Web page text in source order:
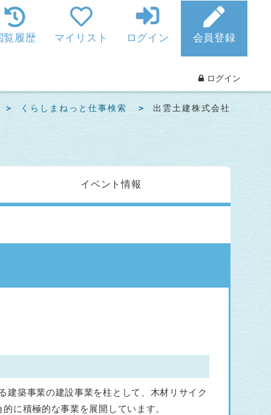
覧履歴 マイリスト ログイン 会員登録
ログイン
くらしまねっと仕事検索 出雲土建株式会社
イベント情報
築事業の建設事業を柱として、木材リサイク
に積極的な事業を展開しています。